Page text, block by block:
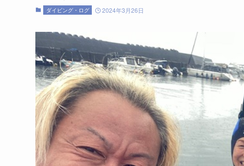
ダイビング・ログ 2024年3月26日